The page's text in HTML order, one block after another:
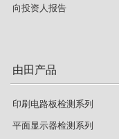
向投资人报告
由田产品
印刷电路板检测系列
平面显示器检测系列